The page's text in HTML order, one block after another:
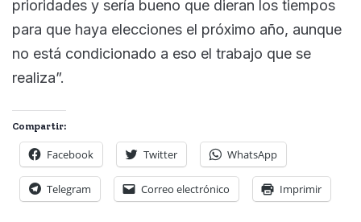
prioridades y sería bueno que dieran los tiempos
para que haya elecciones el próximo año, aunque
no está condicionado a eso el trabajo que se
realiza”.
Compartir:
Facebook Twitter WhatsApp
Telegram Correo electrónico Imprimir